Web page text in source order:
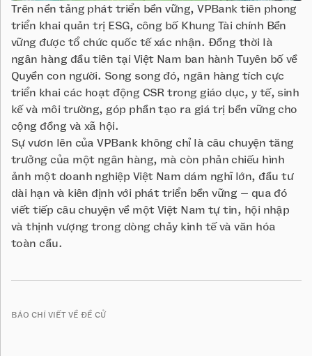
Trên nền tảng phát triển bền vững, VPBank tiên phong
triển khai quản trị ESG, công bố Khung Tài chính Bền
vững được tổ chức quốc tế xác nhận. Đồng thời là
ngân hàng đầu tiên tại Việt Nam ban hành Tuyên bố về
Quyền con người. Song song đó, ngân hàng tích cực
triển khai các hoạt động CSR trong giáo dục, y tế, sinh
kế và môi trường, góp phần tạo ra giá trị bền vững cho
cộng đồng và xã hội.
Sự vươn lên của VPBank không chỉ là câu chuyện tăng
trưởng của một ngân hàng, mà còn phản chiếu hình
ảnh một doanh nghiệp Việt Nam dám nghĩ lớn, đầu tư
dài hạn và kiên định với phát triển bền vững – qua đó
viết tiếp câu chuyện về một Việt Nam tự tin, hội nhập
và thịnh vượng trong dòng chảy kinh tế và văn hóa
toàn cầu.
BÁO CHÍ VIẾT VỀ ĐỀ CỬ